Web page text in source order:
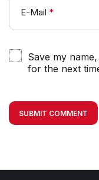
E-Mail *
Save my
for the next
SUBMIT COMMENT